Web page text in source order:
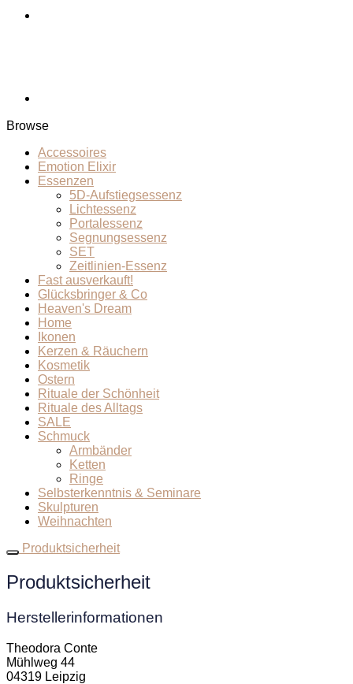
Browse
Accessoires
Emotion Elixir
Essenzen
5D-Aufstiegsessenz
Lichtessenz
Portalessenz
Segnungsessenz
SET
Zeitlinien-Essenz
Fast ausverkauft!
Glücksbringer & Co
Heaven's Dream
Home
Ikonen
Kerzen & Räuchern
Kosmetik
Ostern
Rituale der Schönheit
Rituale des Alltags
SALE
Schmuck
Armbänder
Ketten
Ringe
Selbsterkenntnis & Seminare
Skulpturen
Weihnachten
Produktsicherheit
Produktsicherheit
Herstellerinformationen
Theodora Conte
Mühlweg 44
04319 Leipzig